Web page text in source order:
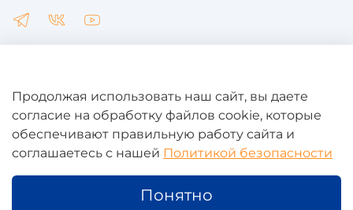
Общая информация
Юридическая информация
Дополнительная информация
Продолжая использовать наш сайт, вы даете
согласие на обработку файлов cookie, которые
обеспечивают правильную работу сайта и
соглашаетесь с нашей Политикой безопасности
Понятно